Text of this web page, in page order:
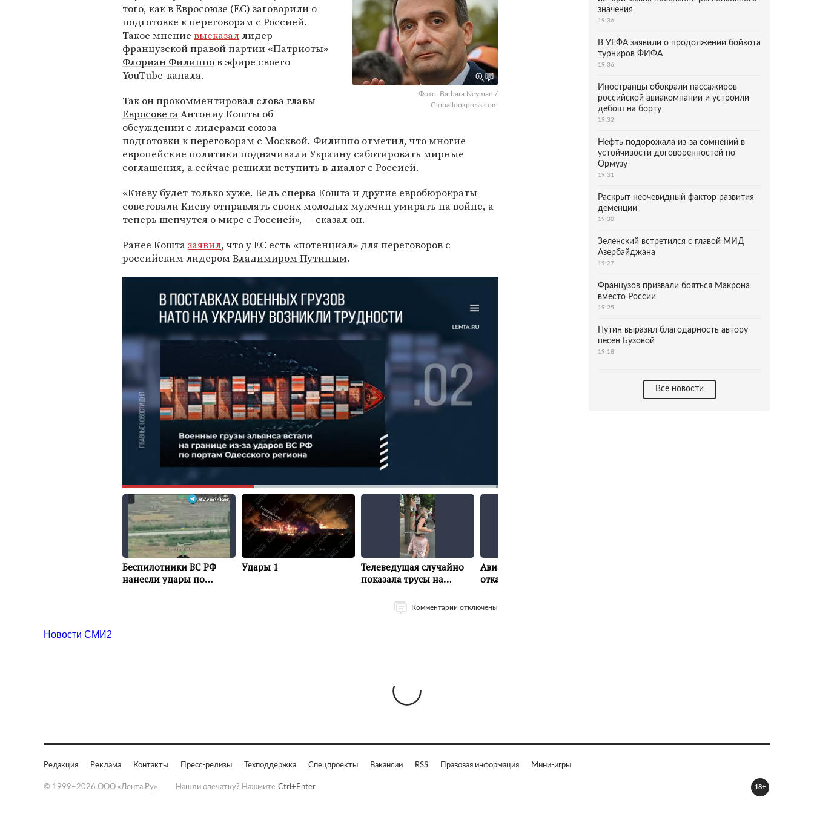
Фото: Barbara Neyman /
Globallookpress.com
того, как вЕвросоюзе (ЕС) заговорили о
подготовке к переговорам с Россией.
Такое мнение высказаллидер
французской правой партии «Патриоты»
Флориан Филиппов эфире своего
YouTube-канала.
Так он прокомментировал слова главы
ЕвросоветаАнтониу Кошты об
обсуждении с лидерами союза
подготовки к переговорам с Москвой. Филиппо отметил, что многие
европейские политики подначивали Украину саботировать мирные
соглашения, а сейчас решили вступить в диалог с Россией.
«Киеву будет только хуже. Ведь сперва Кошта и другие евробюрократы
советовали Киеву отправлять своих молодых мужчин умирать на войне, а
теперь шепчутся о мире с Россией», — сказал он.
Ранее Коштазаявил, что у ЕС есть «потенциал» для переговоров с
российским лидеромВладимиром Путиным.
Комментарии отключены
значения
19:36
В УЕФА заявили о продолжении бойкота
турниров ФИФА
19:36
Иностранцы обокрали пассажиров
российской авиакомпании и устроили
дебош на борту
19:32
Нефть подорожала из-за сомнений в
устойчивости договоренностей по
Ормузу
19:31
Раскрыт неочевидный фактор развития
деменции
19:30
Зеленский встретился с главой МИД
Азербайджана
19:27
Французов призвали бояться Макрона
вместо России
19:25
Путин выразил благодарность автору
песен Бузовой
19:18
Все новости
Новости СМИ2
Редакция Реклама Контакты Пресс-релизы Техподдержка Спецпроекты Вакансии RSS Правовая информация Мини-игры
© 1999–2026 ООО «Лента.Ру» Нашли опечатку? Нажмите Ctrl+Enter 18+